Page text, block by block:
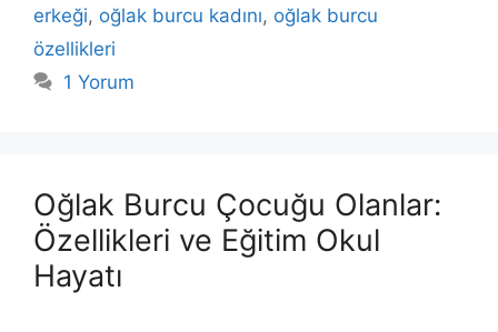
erkeği, oğlak burcu kadını, oğlak burcu
özellikleri
1 Yorum
Oğlak Burcu Çocuğu Olanlar:
Özellikleri ve Eğitim Okul
Hayatı